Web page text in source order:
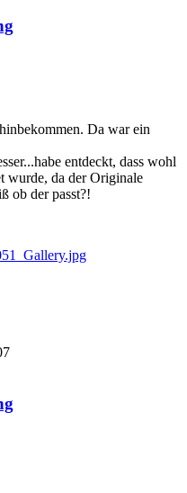
Da war ein
entdeckt, dass wohl
wurde, da der Originale
ob der passt?!